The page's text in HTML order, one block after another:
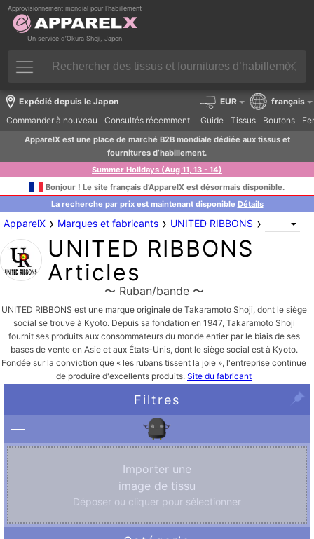
Approvisionnement mondial pour l’habillement
Un service d’Okura Shoji, Japon
Expédié depuis le Japon
Commander à nouveau
Consultés récemment Guide Tissus Boutons
EUR français
ApparelX est une place de marché B2B mondiale dédiée aux tissus et
fournitures d’habillement.
Summer Holidays (Aug 11, 13 - 14)
Bonjour ! Le site français d’ApparelX est désormais disponible.
La recherche par prix est maintenant disponible Détails
ApparelX › Marques et fabricants › UNITED RIBBONS ›
UNITED RIBBONS
Articles
〜 Ruban/bande 〜
UNITED RIBBONS est une marque originale de Takaramoto Shoji, dont le siège
social se trouve à Kyoto. Depuis sa fondation en 1947, Takaramoto Shoji
fournit ses produits aux consommateurs du monde entier par le biais de ses
bases de vente en Asie et aux États-Unis, dont le siège social est à Kyoto.
Fondée sur la conviction que « les rubans tissent la joie », l'entreprise continue
de produire d'excellents produits.Site du fabricant
Filtres
Importer une
image de tissu
Déposer ou cliquer pour sélectionner